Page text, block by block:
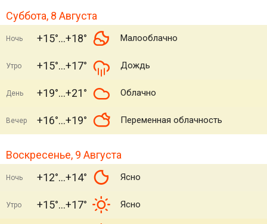
Суббота, 8 Августа
Ночь +15° +18° Малооблачно
Утро +15° +17° Дождь
День +19° +21° Облачно
Вечер +16° +19° Переменная облачность
Воскресенье, 9 Августа
Ночь +12° +14° Ясно
Утро +15° +17° Ясно